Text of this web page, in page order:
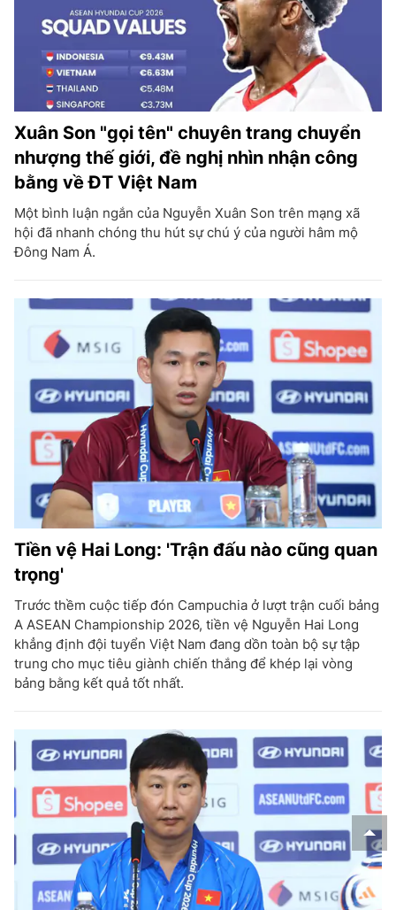
Xuân Son "gọi tên" chuyên trang chuyển
nhượng thế giới, đề nghị nhìn nhận công
bằng về ĐT Việt Nam
Một bình luận ngắn của Nguyễn Xuân Son trên mạng xã
hội đã nhanh chóng thu hút sự chú ý của người hâm mộ
Đông Nam Á.
Tiền vệ Hai Long: 'Trận đấu nào cũng quan
trọng'
Trước thềm cuộc tiếp đón Campuchia ở lượt trận cuối bảng
A ASEAN Championship 2026, tiền vệ Nguyễn Hai Long
khẳng định đội tuyển Việt Nam đang dồn toàn bộ sự tập
trung cho mục tiêu giành chiến thắng để khép lại vòng
bảng bằng kết quả tốt nhất.